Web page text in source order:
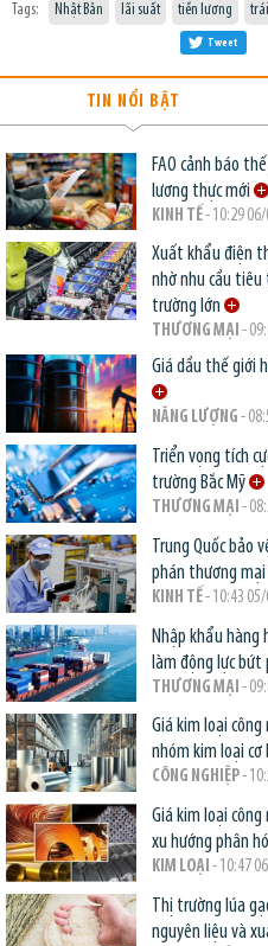
Tags: Nhật Bản lãi suất tiền lương
Tweet
TIN NỔI BẬT
FAO cảnh báo
lương thực mới
KINH TẾ- 10:29
Xuất khẩu điện
nhờ nhu cầu
trường lớn
THƯƠNG MẠI -
Giá dầu thế giới
NĂNG LƯỢNG -
Triển vọng tích
trường Bắc Mỹ
THƯƠNG MẠI -
Trung Quốc bảo
phán thương mại
KINH TẾ- 10:43
Nhập khẩu hàng
làm động lực bứt
THƯƠNG MẠI -
Giá kim loại
nhóm kim loại cơ
CÔNG NGHIỆP-
Giá kim loại
xu hướng phân
KIM LOẠI - 10:47
Thị trường lúa
nguyên liệu và